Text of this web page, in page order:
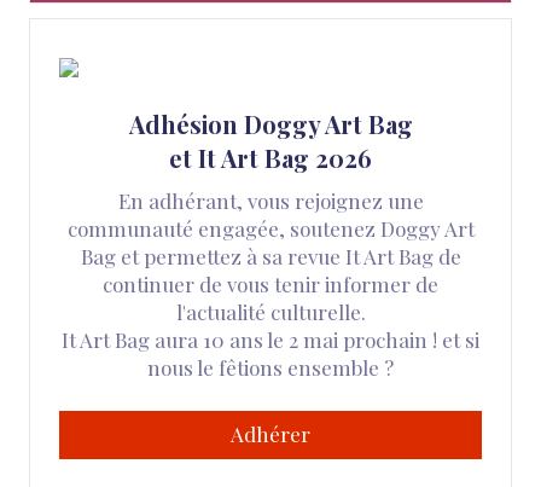
Adhésion Doggy Art Bag
et It Art Bag 2026
En adhérant, vous rejoignez une
communauté engagée, soutenez Doggy Art
Bag et permettez à sa revue It Art Bag de
continuer de vous tenir informer de
l'actualité culturelle.
It Art Bag aura 10 ans le 2 mai prochain ! et si
nous le fêtions ensemble ?
Adhérer